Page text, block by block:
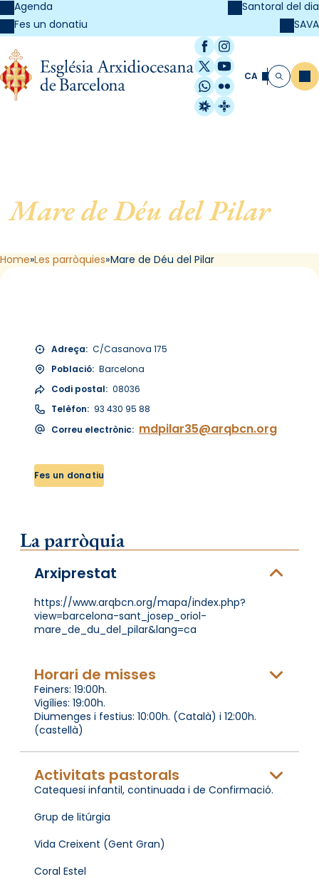
Agenda
Fes un donatiu
Santoral del dia
SAVA
Facebook
Instagram
X / Twitter
YouTube
WhatsApp
Flickr
Radio Estel
Catalunya
CA Cerca
Mare de Déu del Pilar, de
Home Les parròquies Mare de Déu del Pilar
Adreça: C/Casanova 175
Població: Barcelona
Codi postal: 08036
Telèfon: 93 430 95 88
Correu electrònic: mdpilar35@arqbcn.org
Fes un donatiu
La parròquia
Arxiprestat
https://www.arqbcn.org/mapa/index.php?
view=barcelona-sant_josep_oriol-
mare_de_du_del_pilar&lang=ca
Horari de misses
Feiners: 19:00h.
Vigílies: 19:00h.
Diumenges i festius: 10:00h. (Català) i 12:00h.
(castellà)
Activitats pastorals
Catequesi infantil, continuada i de Confirmació.
Grup de litúrgia
Vida Creixent (Gent Gran)
Coral Estel